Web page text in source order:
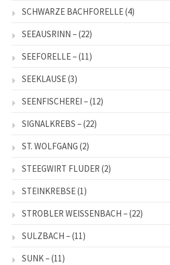
SCHWARZE BACHFORELLE(4)
SEEAUSRINN –(22)
SEEFORELLE –(11)
SEEKLAUSE(3)
SEENFISCHEREI –(12)
SIGNALKREBS –(22)
ST. WOLFGANG (2)
STEEGWIRT FLUDER (2)
STEINKREBSE(1)
STROBLER WEISSENBACH –(22)
SULZBACH –(11)
SUNK –(11)